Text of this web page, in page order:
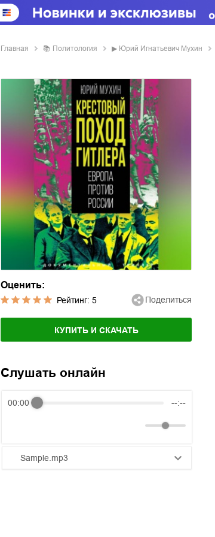
Главная 📚 политология ▶ Юрий Игнатьевич Мухин
Оценить:
Рейтинг: 5 Поделиться
КУПИТЬ И СКАЧАТЬ
Слушать онлайн
00:00 --:--
Sample.mp3